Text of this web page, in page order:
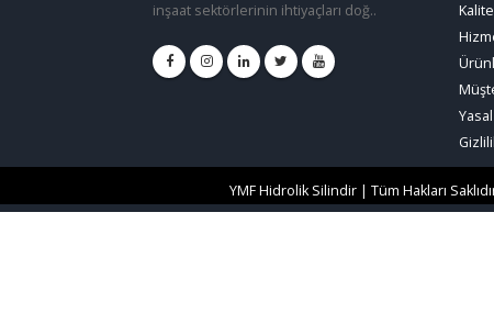
inşaat sektörlerinin ihtiyaçları doğ..
YMF Hidrolik Silindir | Tüm Hakları